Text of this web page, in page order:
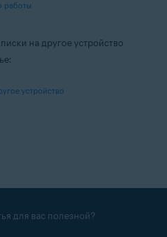
работы
на другое устройство
устройство
для вас полезной?